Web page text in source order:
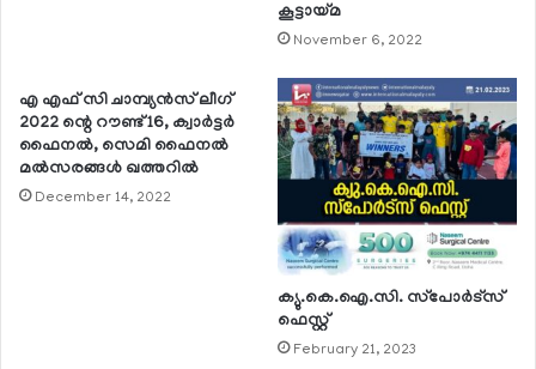
കൂട്ടായ്മ
November 6, 2022
എ എഫ് സി ചാമ്പ്യന്‍സ് ലീഗ്
2022 ന്റെ റൗണ്ട് 16, ക്വാര്‍ട്ടര്‍
ഫൈനല്‍, സെമി ഫൈനല്‍
മല്‍സരങ്ങള്‍ ഖത്തറില്‍
December 14, 2022
ക്യു.കെ.ഐ.സി. സ്‌പോര്‍ട്‌സ്
ഫെസ്റ്റ്
February 21, 2023